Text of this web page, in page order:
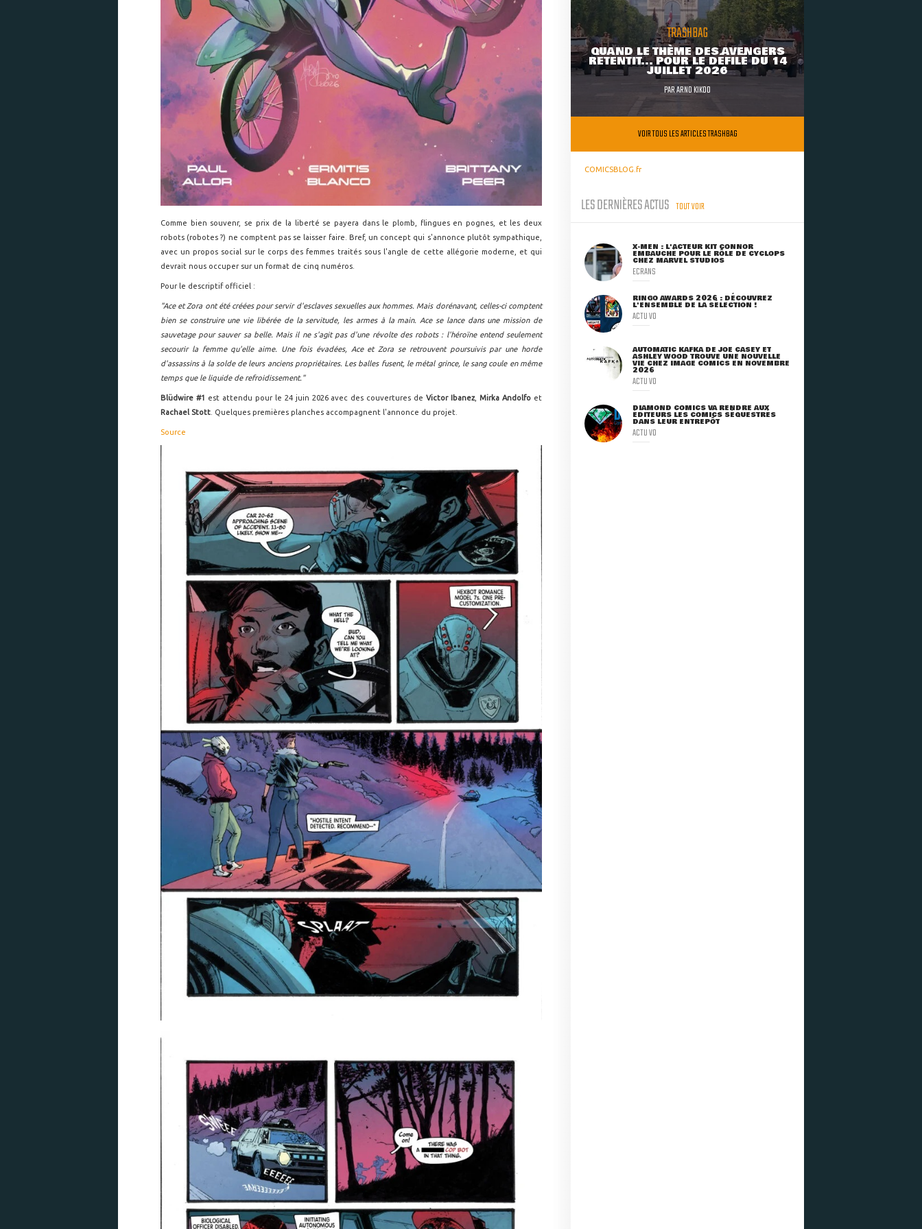
Comme bien souvenr, se prix de la liberté se payera dans le plomb, flingues en pognes, et les deux
robots (robotes ?) ne comptent pas se laisser faire. Bref, un concept qui s'annonce plutôt sympathique,
avec un propos social sur le corps des femmes traités sous l'angle de cette allégorie moderne, et qui
devrait nous occuper sur un format de cinq numéros.
Pour le descriptif officiel :
"Ace et Zora ont été créées pour servir d'esclaves sexuelles aux hommes. Mais dorénavant, celles-ci comptent
bien se construire une vie libérée de la servitude, les armes à la main. Ace se lance dans une mission de
sauvetage pour sauver sa belle. Mais il ne s'agit pas d'une révolte des robots : l'héroïne entend seulement
secourir la femme qu'elle aime. Une fois évadées, Ace et Zora se retrouvent poursuivis par une horde
d'assassins à la solde de leurs anciens propriétaires. Les balles fusent, le métal grince, le sang coule en même
temps que le liquide de refroidissement."
Blüdwire #1 est attendu pour le 24 juin 2026 avec des couvertures deVictor Ibanez,Mirka Andolfo et
Rachael Stott . Quelques premières planches accompagnent l'annonce du projet.
Source
TRASHBAG
QUAND LE THÈME DES AVENGERS
RETENTIT... POUR LE DÉFILÉ DU 14
JUILLET 2026
PARARNO KIKOO
VOIR TOUS LES ARTICLES TRASHBAG
COMICSBLOG.fr
LES DERNIÈRES ACTUS TOUT VOIR
X-MEN : L'ACTEUR KIT CONNOR
EMBAUCHÉ POUR LE RÔLE DE CYCLOPS
CHEZ MARVEL STUDIOS
ECRANS
RINGO AWARDS 2026 : DÉCOUVREZ
L'ENSEMBLE DE LA SÉLECTION !
ACTU VO
AUTOMATIC KAFKA DE JOE CASEY ET
ASHLEY WOOD TROUVE UNE NOUVELLE
VIE CHEZ IMAGE COMICS EN NOVEMBRE
2026
ACTU VO
DIAMOND COMICS VA RENDRE AUX
ÉDITEURS LES COMICS SÉQUESTRÉS
DANS LEUR ENTREPÔT
ACTU VO